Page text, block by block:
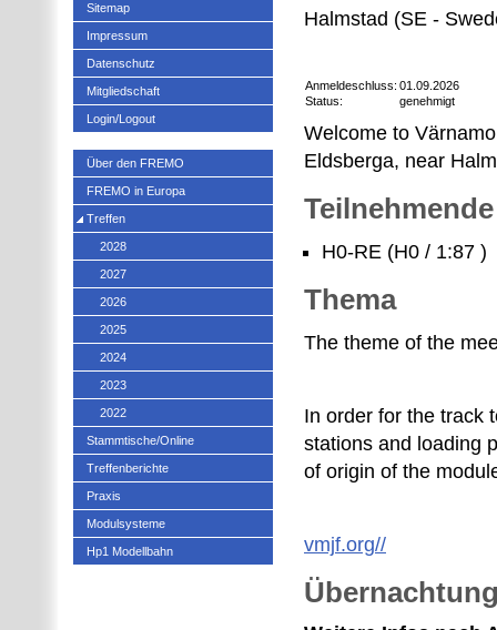
Halmstad (SE -
Anmeldeschluss: 01.09.2026
Status:
genehmigt
Welcome to
Eldsberga, near
H0-RE (H0 / 1:87 )
Thema
The theme of the
In order for the track
stations and loading
of origin of the
vmjf.org//
Sitemap
Impressum
Datenschutz
Mitgliedschaft
Login/Logout
Über den FREMO
FREMO in Europa
Treffen
2028
2027
2026
2025
2024
2023
2022
Stammtische/Online
Treffenberichte
Praxis
Modulsysteme
Hp1 Modellbahn